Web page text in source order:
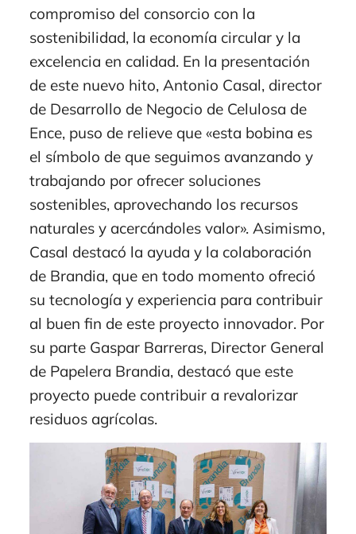
compromiso del consorcio con la
sostenibilidad, la economía circular y la
excelencia en calidad. En la presentación
de este nuevo hito, Antonio Casal, director
de Desarrollo de Negocio de Celulosa de
Ence, puso de relieve que «esta bobina es
el símbolo de que seguimos avanzando y
trabajando por ofrecer soluciones
sostenibles, aprovechando los recursos
naturales y acercándoles valor». Asimismo,
Casal destacó la ayuda y la colaboración
de Brandia, que en todo momento ofreció
su tecnología y experiencia para contribuir
al buen fin de este proyecto innovador. Por
su parte Gaspar Barreras, Director General
de Papelera Brandia, destacó que este
proyecto puede contribuir a revalorizar
residuos agrícolas.